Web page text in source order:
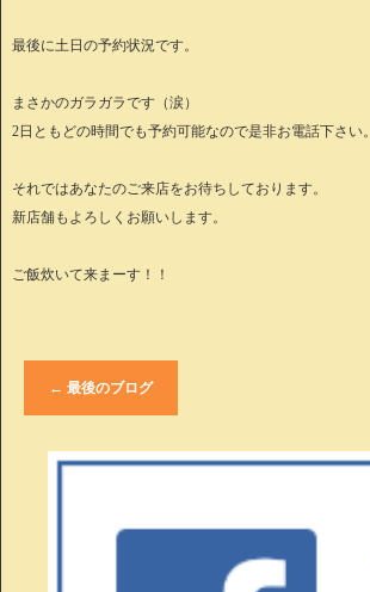
最後に土日の予約状況です。
まさかのガラガラです（涙）
2日ともどの時間でも予約可能なので是非お電話下さい。
それではあなたのご来店をお待ちしております。
新店舗もよろしくお願いします。
ご飯炊いて来まーす！！
← 最後のブログ